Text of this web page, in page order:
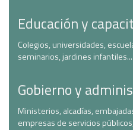
Educación y
Colegios, universidades,
seminarios, jardines infantiles...
Gobierno y
Ministerios, alcadías,
empresas de servicios